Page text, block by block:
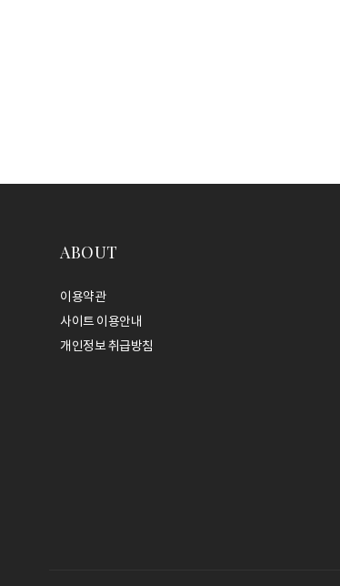
ABOUT
이용약관
사이트 이용안내
개인정보 취급방침